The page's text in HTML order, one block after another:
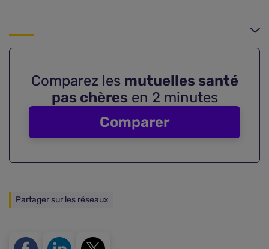
Comparez les mutuelles santé
pas chères en 2 minutes
Comparer
Partager sur les réseaux